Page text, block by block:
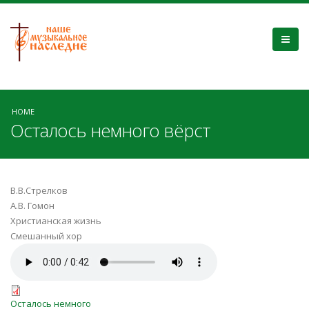
HOME
Осталось немного вёрст
В.В.Стрелков
А.В. Гомон
Христианская жизнь
Смешанный хор
Осталось немного
вёрст(редакция).mp3
Осталось немного
Осталось немного